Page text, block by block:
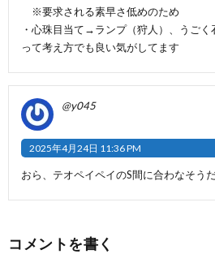
※要求される素早さ低めのため
・心珠目当て→ランプ（狩人）、うごく
って考え方でも良い気がしてます
@y045
2025年4月24日 11:36 PM
おら、テオペイペイのS間に合わなそう
コメントを書く